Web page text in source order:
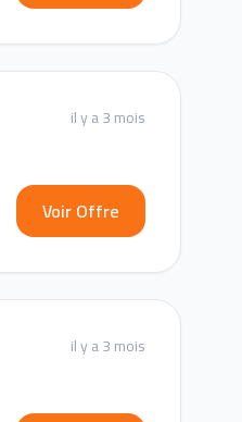
il y a 3 mois
Voir Offre
il y a 3 mois